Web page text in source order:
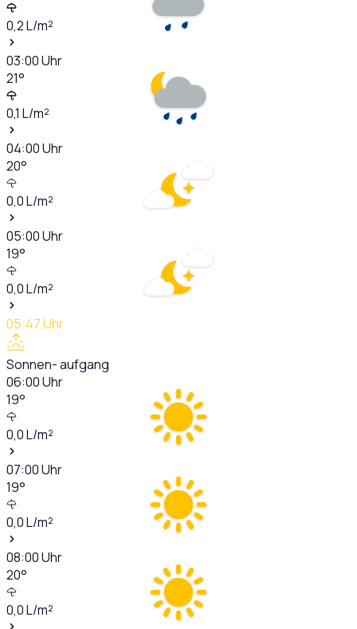
0,2L/m²
03:00Uhr
21°
0,1 L/m²
04:00Uhr
20°
0,0L/m²
05:00Uhr
19°
0,0L/m²
05:47Uhr
Sonnen- aufgang
06:00Uhr
19°
0,0L/m²
07:00Uhr
19°
0,0L/m²
08:00Uhr
20°
0,0L/m²